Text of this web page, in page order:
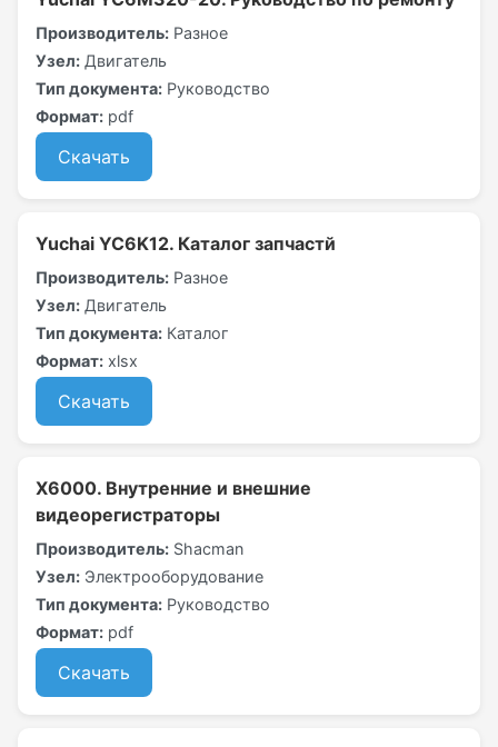
Производитель: Разное
Узел: Двигатель
Тип документа: Руководство
Формат: pdf
Скачать
Yuchai YC6K12. Каталог запчастй
Производитель: Разное
Узел: Двигатель
Тип документа: Каталог
Формат: xlsx
Скачать
X6000. Внутренние и внешние
видеорегистраторы
Производитель: Shacman
Узел: Электрооборудование
Тип документа: Руководство
Формат: pdf
Скачать